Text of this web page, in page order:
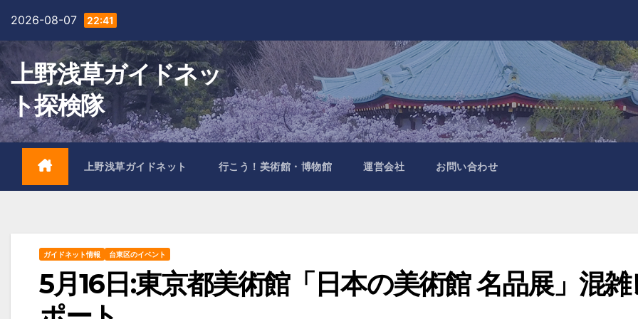
content
2026-08-07 22:41
上野浅草ガイドネッ
ト探検隊
上野浅草ガイドネット 行こう！美術館・博物館 運営会社 お問い合わせ
ガイドネット情報 台東区のイベント
5月16日:東京都美術館「日本の美術館 名品展」混